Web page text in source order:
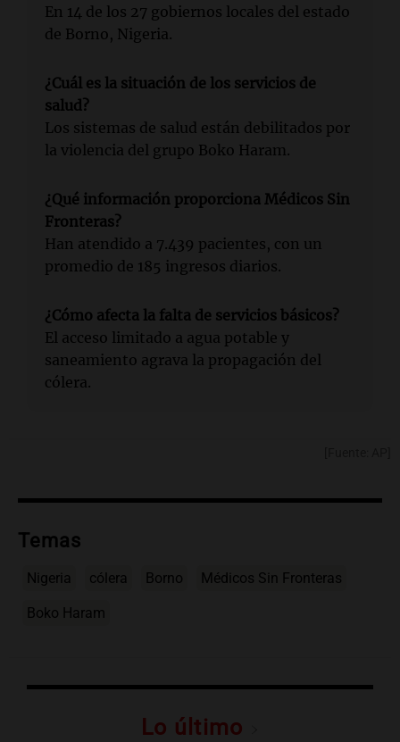
En 14 de los 27 gobiernos locales del estado
de Borno, Nigeria.
¿Cuál es la situación de los servicios de
salud?
Los sistemas de salud están debilitados por
la violencia del grupo Boko Haram.
¿Qué información proporciona Médicos Sin
Fronteras?
Han atendido a 7.439 pacientes, con un
promedio de 185 ingresos diarios.
¿Cómo afecta la falta de servicios básicos?
El acceso limitado a agua potable y
saneamiento agrava la propagación del
cólera.
Temas
Nigeria cólera Borno Médicos Sin Fronteras
Boko Haram
Lo último